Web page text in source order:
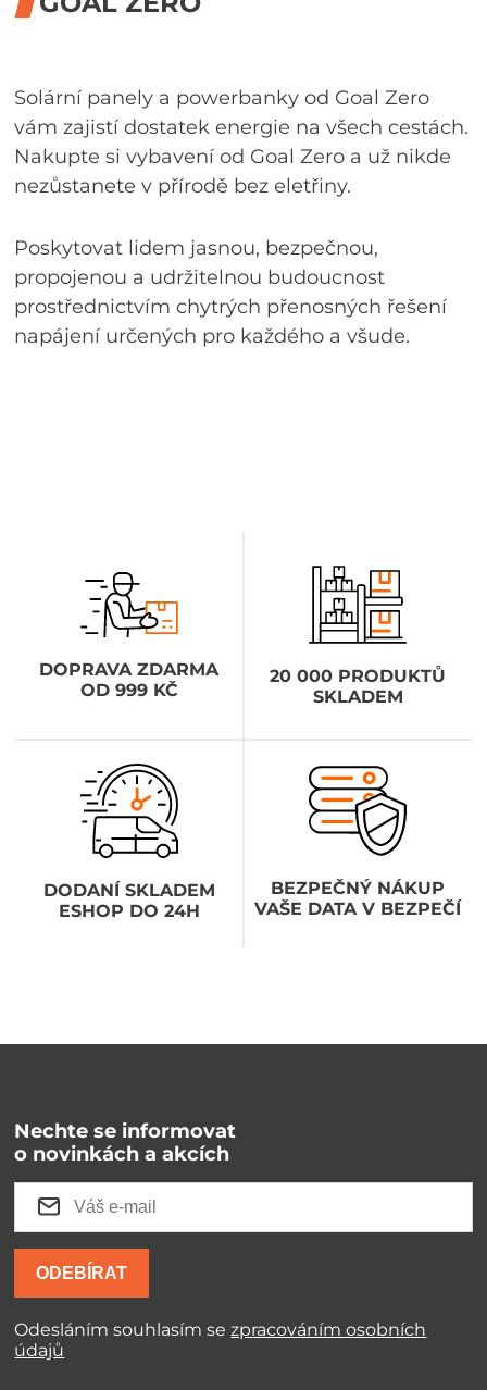
Solární panely a powerbanky od Goal Zero
vám zajistí dostatek energie na všech cestách.
Nakupte si vybavení od Goal Zero a už nikde
nezůstanete v přírodě bez eletřiny.
Poskytovat lidem jasnou, bezpečnou,
propojenou a udržitelnou budoucnost
prostřednictvím chytrých přenosných řešení
napájení určených pro každého a všude.
DOPRAVA ZDARMA
OD 999 KČ
20 000 PRODUKTŮ
SKLADEM
DODANÍ SKLADEM
ESHOP DO 24H
BEZPEČNÝ NÁKUP
VAŠE DATA V BEZPEČÍ
Nechte se informovat
o novinkách a akcích
ODEBÍRAT
Odesláním souhlasím sezpracováním osobních
údajů